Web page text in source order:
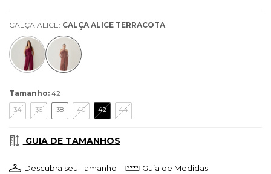
CALÇA ALICE: CALÇA ALICE TERRACOTA
Tamanho: 42
34 36 38 40 42 44
GUIA DE TAMANHOS
Descubra seu Tamanho Guia de Medidas